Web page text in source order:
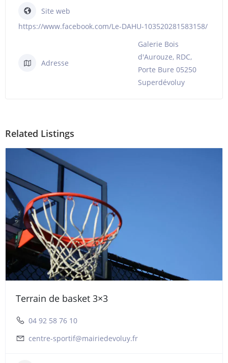
Site web
https://www.facebook.com/Le-DAHU-103520281583158/
Adresse
Galerie Bois
d'Aurouze, RDC,
Porte Bure 05250
Superdévoluy
Related Listings
Terrain de basket 3×3
04 92 58 76 10
centre-sportif@mairiedevoluy.fr